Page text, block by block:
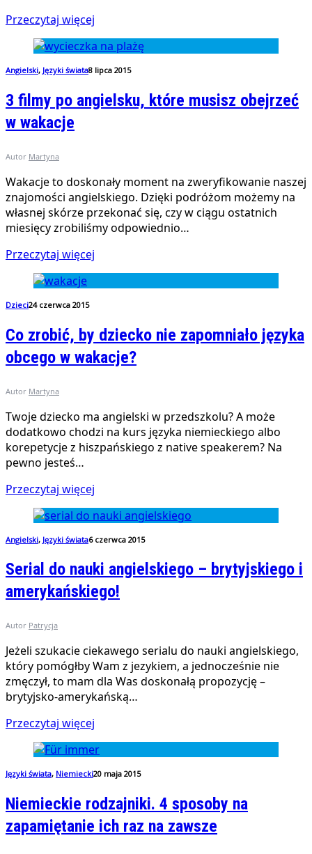
Przeczytaj więcej
Angielski, Języki świata8 lipca 2015
3 filmy po angielsku, które musisz obejrzeć
w wakacje
Autor Martyna
Wakacje to doskonały moment na zweryfikowanie naszej
znajomości angielskiego. Dzięki podróżom możemy na
własnej skórze przekonać się, czy w ciągu ostatnich
miesięcy zrobiliśmy odpowiednio…
Przeczytaj więcej
Dzieci24 czerwca 2015
Co zrobić, by dziecko nie zapomniało języka
obcego w wakacje?
Autor Martyna
Twoje dziecko ma angielski w przedszkolu? A może
dodatkowo chodzi na kurs języka niemieckiego albo
korepetycje z hiszpańskiego z native speakerem? Na
pewno jesteś…
Przeczytaj więcej
Angielski, Języki świata6 czerwca 2015
Serial do nauki angielskiego – brytyjskiego i
amerykańskiego!
Autor Patrycja
Jeżeli szukacie ciekawego serialu do nauki angielskiego,
który pomógłby Wam z jezykiem, a jednocześnie nie
zmęczył, to mam dla Was doskonałą propozycję –
brytyjsko-amerykańską…
Przeczytaj więcej
Języki świata, Niemiecki20 maja 2015
Niemieckie rodzajniki. 4 sposoby na
zapamiętanie ich raz na zawsze